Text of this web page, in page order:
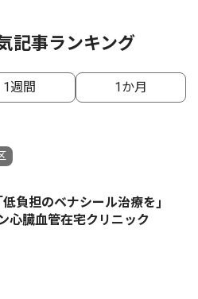
記事ランキング
1週間 1か月
低負担のベナシール治療を｣
心臓血管在宅クリニック